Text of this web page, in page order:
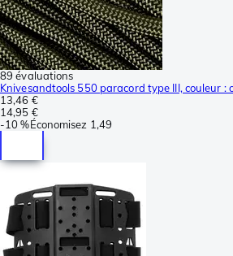
89 évaluations
Knivesandtools 550 paracord type III, couleur :
13,46 €
14,95 €
-10 %Économisez 1,49